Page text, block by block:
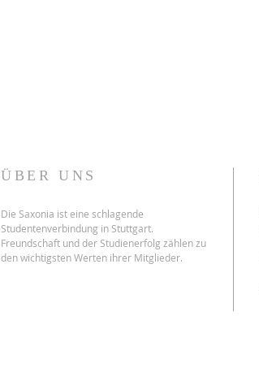
ÜBER UNS
Die Saxonia ist eine schlagende
Studentenverbindung in Stuttgart.
Freundschaft und der Studienerfolg zählen zu
den wichtigsten Werten ihrer Mitglieder.